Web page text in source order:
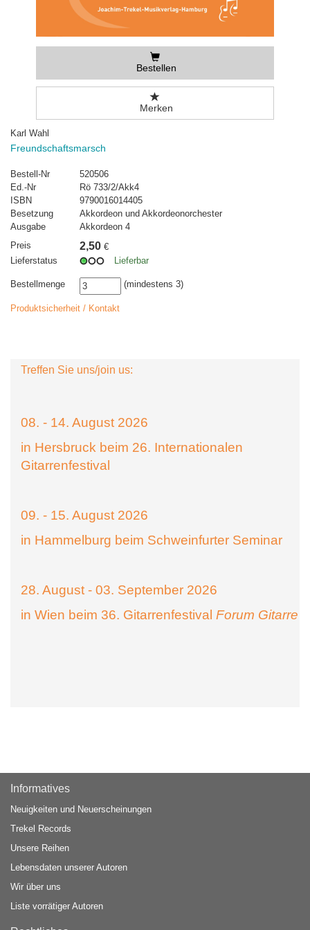
Bestellen
Merken
Karl Wahl
Freundschaftsmarsch
Bestell-Nr
520506
Ed.-Nr
Rö 733/2/Akk4
ISBN
9790016014405
Besetzung
Akkordeon und Akkordeonorchester
Ausgabe
Akkordeon 4
Preis
2,50 €
Lieferstatus
Lieferbar
Bestellmenge (mindestens 3)
Produktsicherheit / Kontakt
Treffen Sie uns/join us:
08. - 14. August 2026
in Hersbruck beim 26. Internationalen
Gitarrenfestival
09. - 15. August 2026
in Hammelburg beim Schweinfurter Seminar
28. August - 03. September 2026
in Wien beim 36. Gitarrenfestival Forum Gitarre
Informatives
Neuigkeiten und Neuerscheinungen
Trekel Records
Unsere Reihen
Lebensdaten unserer Autoren
Wir über uns
Liste vorrätiger Autoren